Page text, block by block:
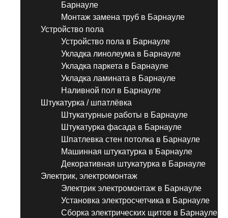
Барнауле
Монтаж замена труб в Барнауле
Устройство пола
Устройство пола в Барнауле
Укладка линолеума в Барнауле
Укладка паркета в Барнауле
Укладка ламината в Барнауле
Наливной пол в Барнауле
Штукатурка / шпатлёвка
Штукатурные работы в Барнауле
Штукатурка фасада в Барнауле
Шпатлевка стен потолка в Барнауле
Машинная штукатурка в Барнауле
Декоративная штукатурка в Барнауле
Электрик, электромонтаж
Электрик электромонтаж в Барнауле
Установка электросчетчика в Барнауле
Сборка электрических щитов в Барнауле